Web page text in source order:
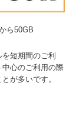
ら50GB
短期間のご利
中心のご利用の際
が多いです。